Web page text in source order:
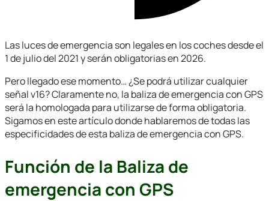
Las luces de emergencia son legales en los coches desde el
1 de julio del 2021 y serán obligatorias en 2026.
Pero llegado ese momento… ¿Se podrá utilizar cualquier
señal v16? Claramente no, la baliza de emergencia con GPS
será la homologada para utilizarse de forma obligatoria.
Sigamos en este artículo donde hablaremos de todas las
especificidades de esta baliza de emergencia con GPS.
Función de la Baliza de
emergencia con GPS